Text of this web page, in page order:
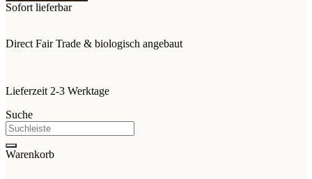
Sofort lieferbar
Direct Fair Trade & biologisch angebaut
Lieferzeit 2-3 Werktage
Suche
Warenkorb